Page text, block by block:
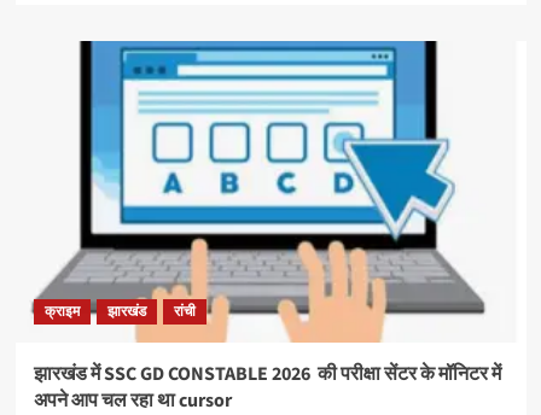
झारखंड
पुलिस
प्रमोशन
‘:
दारोगा
इंस्पेक्टर
बनने
प्रक्रिया
ने
लगाई
क्राइम झारखंड रांची
झारखंड में SSC GD CONSTABLE 2026 की परीक्षा सेंटर के मॉनिटर में
अपने आप चल रहा था cursor